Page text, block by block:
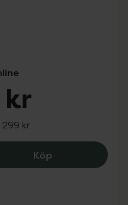
kr
299 kr
KöpBelladot Britt